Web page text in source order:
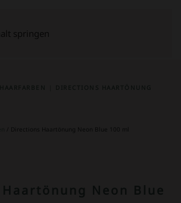
springen
/ Directions Haartönung Neon Blue 100 ml